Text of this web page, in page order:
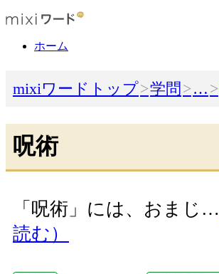
ホーム
mixiワードトップ 学問 …
呪術
「呪術」には、おまじ…
読む）